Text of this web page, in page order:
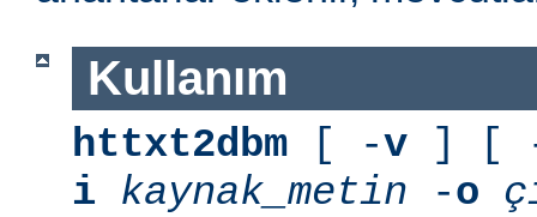
Kullanım
httxt2dbm [ -v ] [
i
kaynak_metin -o